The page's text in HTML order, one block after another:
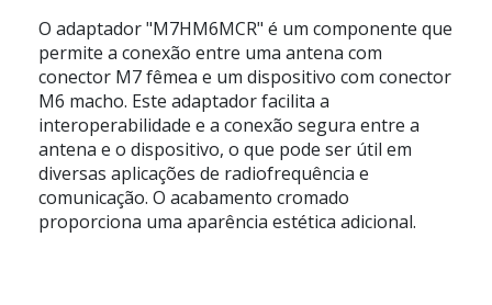
O adaptador "M7HM6MCR" é um componente que
permite a conexão entre uma antena com
conector M7 fêmea e um dispositivo com conector
M6 macho. Este adaptador facilita a
interoperabilidade e a conexão segura entre a
antena e o dispositivo, o que pode ser útil em
diversas aplicações de radiofrequência e
comunicação. O acabamento cromado
proporciona uma aparência estética adicional.